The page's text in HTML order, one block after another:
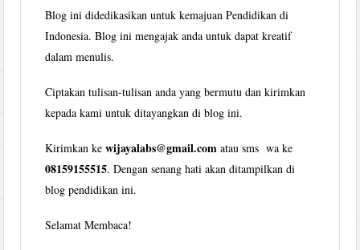
Blog ini didedikasikan untuk kemajuan Pendidikan di
Indonesia. Blog ini mengajak anda untuk dapat kreatif
dalam menulis.
Ciptakan tulisan-tulisan anda yang bermutu dan kirimkan
kepada kami untuk ditayangkan di blog ini.
Kirimkan kewijayalabs@gmail.com atau sms wa ke
08159155515. Dengan senang hati akan ditampilkan di
blog pendidikan ini.
Selamat Membaca!